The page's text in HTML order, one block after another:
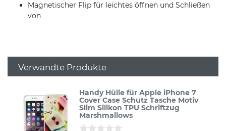
Magnetischer Flip für leichtes öffnen und Schließen
von
Verwandte Produkte
Handy Hülle für Apple iPhone 7
Cover Case Schutz Tasche Motiv
Slim Silikon TPU Schriftzug
Marshmallows